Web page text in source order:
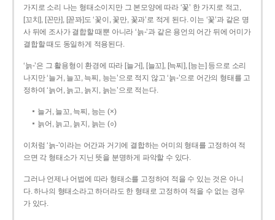
가지로 소리 나는 형태소이지만 그 본모양에 따라 ‘꽃’ 한 가지로 적고,
[꼬치], [꼰만], [꼳꽈]도 ‘꽃이, 꽃만, 꽃과’로 적게 된다. 이는 ‘꽃’과 같은 명
사 뒤에 조사가 결합할 때뿐 아니라 ‘늙-’과 같은 용언의 어간 뒤에 어미가
결합할 때도 동일하게 적용된다.
‘늙-’은 그 활용형이 환경에 따라 [늘거], [늘꼬], [늑찌], [능는] 등으로 소리
나지만 ‘늘거, 늘꼬, 늑찌, 능는’으로 적지 않고 ‘늙-’으로 어간의 형태를 고
정하여 ‘늙어, 늙고, 늙지, 늙는’으로 적는다.
늘거, 늘꼬, 늑찌, 능는 (×)
늙어, 늙고, 늙지, 늙는 (○)
이처럼 ‘늙-­’이라는 어간과 거기에 결합하는 어미의 형태를 고정하여 적
으면 각 형태소가 지닌 뜻을 분명하게 파악할 수 있다.
그러나 언제나 어법에 따라 형태소를 고정하여 적을 수 있는 것은 아니
다. 하나의 형태소라고 하더라도 한 형태로 고정하여 적을 수 없는 경우
가 있다.